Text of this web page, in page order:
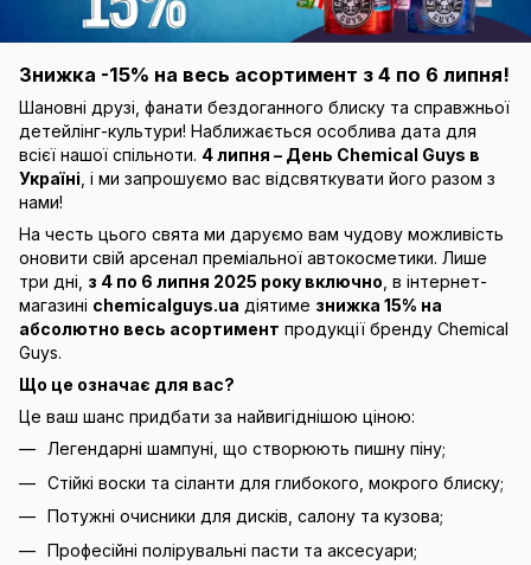
Знижка -15% на весь асортимент з 4 по 6 липня!
Шановні друзі, фанати бездоганного блиску та справжньої
детейлінг-культури! Наближається особлива дата для
всієї нашої спільноти. 4 липня – День Chemical Guys в
Україні , і ми запрошуємо вас відсвяткувати його разом з
нами!
На честь цього свята ми даруємо вам чудову можливість
оновити свій арсенал преміальної автокосметики. Лише
три дні, з 4 по 6 липня 2025 року включно , в інтернет-
магазині chemicalguys.ua діятиме знижка 15% на
абсолютно весь асортимент продукції бренду Chemical
Guys.
Що це означає для вас?
Це ваш шанс придбати за найвигіднішою ціною:
Легендарні шампуні, що створюють пишну піну;
Стійкі воски та сіланти для глибокого, мокрого блиску;
Потужні очисники для дисків, салону та кузова;
Професійні полірувальні пасти та аксесуари;